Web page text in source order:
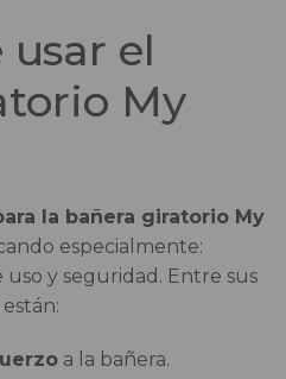
el
My
la bañera giratorio My
especialmente:
y seguridad. Entre sus
a la bañera.